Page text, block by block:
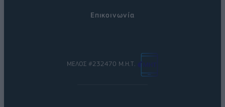
Επικοινωνία
ΜΕΛΟΣ #232470 Μ.Η.Τ.